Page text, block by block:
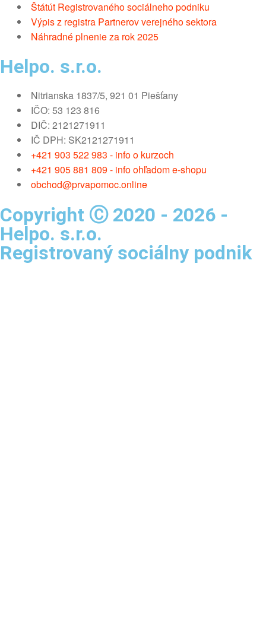
Štátút Registrovaného sociálneho podniku
Výpis z registra Partnerov verejného sektora
Náhradné plnenie za rok 2025
Helpo. s.r.o.
Nitrianska 1837/5, 921 01 Piešťany
IČO: 53 123 816
DIČ: 2121271911
IČ DPH: SK2121271911
+421 903 522 983 - info o kurzoch
+421 905 881 809 - info ohľadom e-shopu
obchod@prvapomoc.online
Copyright Ⓒ 2020 - 2026 -
Helpo. s.r.o.
Registrovaný sociálny podnik